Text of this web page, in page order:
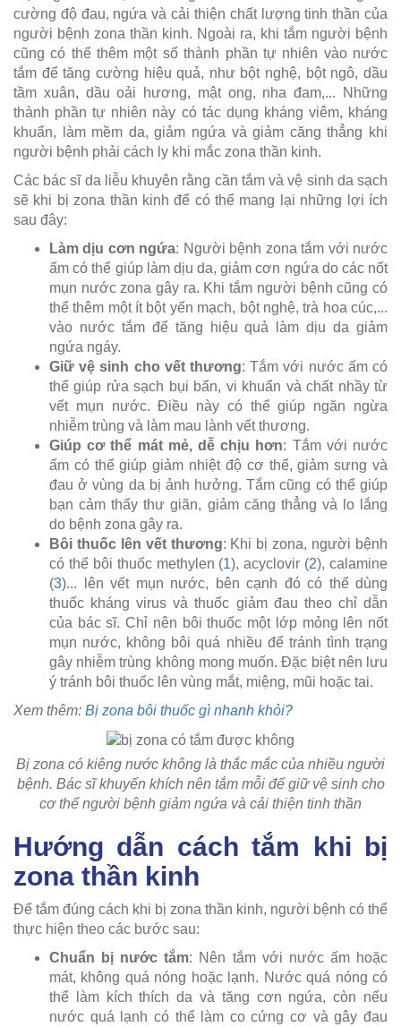
cường độ đau, ngứa và cải thiện chất lượng tinh thần của
người bệnh zona thần kinh. Ngoài ra, khi tắm người bệnh
cũng có thể thêm một số thành phần tự nhiên vào nước
tắm để tăng cường hiệu quả, như bột nghệ, bột ngô, dầu
tầm xuân, dầu oải hương, mật ong, nha đam,... Những
thành phần tự nhiên này có tác dụng kháng viêm, kháng
khuẩn, làm mềm da, giảm ngứa và giảm căng thẳng khi
người bệnh phải cách ly khi mắc zona thần kinh.
Các bác sĩ da liễu khuyên rằng cần tắm và vệ sinh da sạch
sẽ khi bị zona thần kinh để có thể mang lại những lợi ích
sau đây:
Làm dịu cơn ngứa: Người bệnh zona tắm với nước
ấm có thể giúp làm dịu da, giảm cơn ngứa do các nốt
mụn nước zona gây ra. Khi tắm người bệnh cũng có
thể thêm một ít bột yến mạch, bột nghệ, trà hoa cúc,...
vào nước tắm để tăng hiệu quả làm dịu da giảm
ngứa ngáy.
Giữ vệ sinh cho vết thương: Tắm với nước ấm có
thể giúp rửa sạch bụi bẩn, vi khuẩn và chất nhầy từ
vết mụn nước. Điều này có thể giúp ngăn ngừa
nhiễm trùng và làm mau lành vết thương.
Giúp cơ thể mát mẻ, dễ chịu hơn: Tắm với nước
ấm có thể giúp giảm nhiệt độ cơ thể, giảm sưng và
đau ở vùng da bị ảnh hưởng. Tắm cũng có thể giúp
bạn cảm thấy thư giãn, giảm căng thẳng và lo lắng
do bệnh zona gây ra.
Bôi thuốc lên vết thương: Khi bị zona, người bệnh
có thể bôi thuốc methylen (1), acyclovir (2), calamine
(3)... lên vết mụn nước, bên cạnh đó có thể dùng
thuốc kháng virus và thuốc giảm đau theo chỉ dẫn
của bác sĩ. Chỉ nên bôi thuốc một lớp mỏng lên nốt
mụn nước, không bôi quá nhiều để tránh tình trạng
gây nhiễm trùng không mong muốn. Đặc biệt nên lưu
ý tránh bôi thuốc lên vùng mắt, miệng, mũi hoặc tai.
Xem thêm: Bị zona bôi thuốc gì nhanh khỏi?
Bị zona có kiêng nước không là thắc mắc của nhiều người
bệnh. Bác sĩ khuyến khích nên tắm mỗi để giữ vệ sinh cho
cơ thể người bệnh giảm ngứa và cải thiện tinh thần
Hướng dẫn cách tắm khi bị
zona thần kinh
Để tắm đúng cách khi bị zona thần kinh, người bệnh có thể
thực hiện theo các bước sau:
Chuẩn bị nước tắm: Nên tắm với nước ấm hoặc
mát, không quá nóng hoặc lạnh. Nước quá nóng có
thể làm kích thích da và tăng cơn ngứa, còn nếu
nước quá lạnh có thể làm co cứng cơ và gây đau